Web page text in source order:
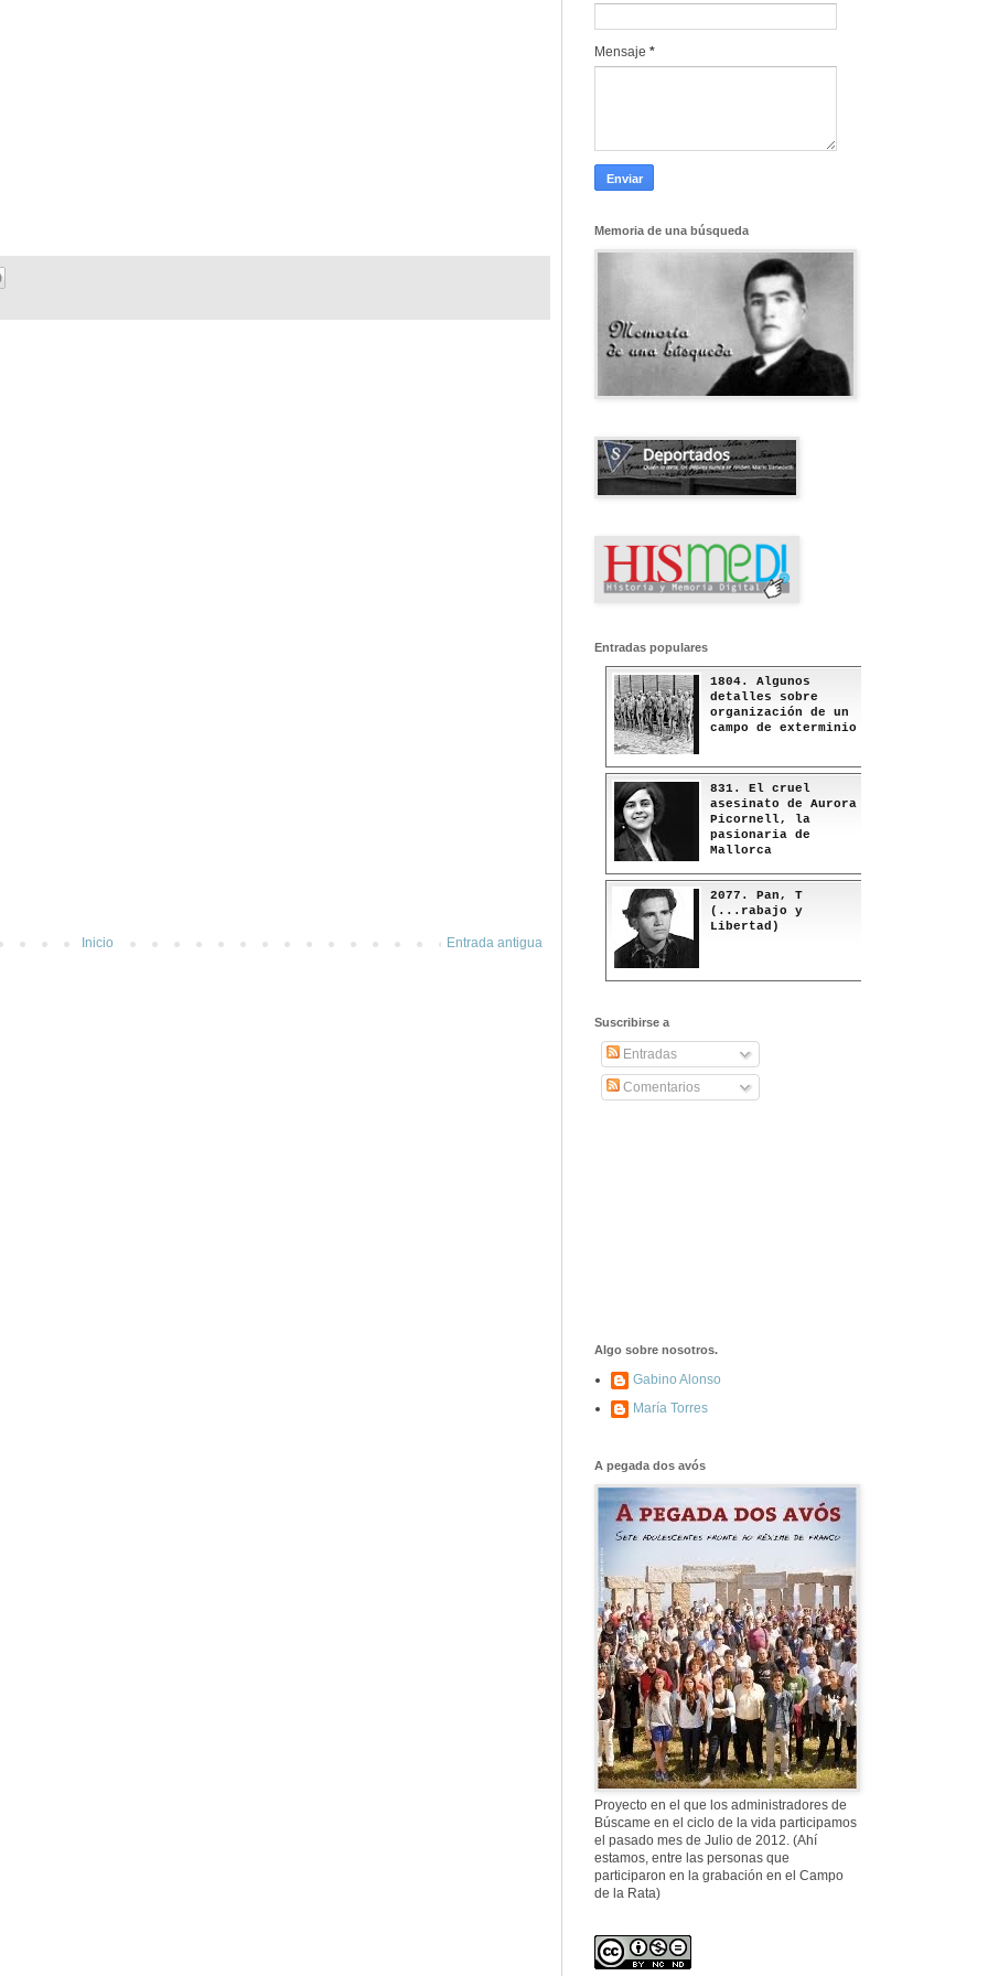
Entrada antigua
Inicio
Mensaje *
Memoria de una búsqueda
Entradas populares
1804. Algunos
detalles sobre
organización de un
campo de exterminio
831. El cruel
asesinato de Aurora
Picornell, la
pasionaria de
Mallorca
2077. Pan, T
(...rabajo y
Libertad)
577. Nos fusilaron
fusilaron mal
307. Vuestros
nombres no se han
borrado en la
Historia
Suscribirse a
Entradas
Comentarios
Algo sobre nosotros.
Gabino Alonso
María Torres
A pegada dos avós
Proyecto en el que los administradores de
Búscame en el ciclo de la vida participamos
el pasado mes de Julio de 2012. (Ahí
estamos, entre las personas que
participaron en la grabación en el Campo
de la Rata)